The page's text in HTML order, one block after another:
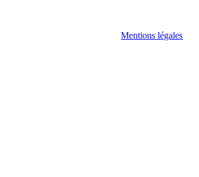
Mentions légales